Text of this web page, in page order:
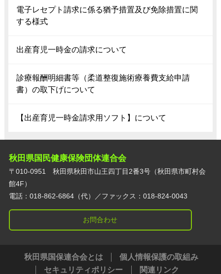
電子レセプト請求に係る猶予措置及び免除措置に関
する様式
出産育児一時金の請求について
診療報酬明細書等（柔道整復施術療養費支給申請
書）の取下げについて
【出産育児一時金請求用ソフト】について
秋田県国民健康保険団体連合会
〒010-0951 秋田県秋田市山王四丁目2番3号（秋田県市町村会
館4F）
電話：018-862-6864（代）／ファックス：018-824-0043
お問合わせ
秋田県国保連合会とは
個人情報保護の取組み
セキュリティポリシー
関連リンク